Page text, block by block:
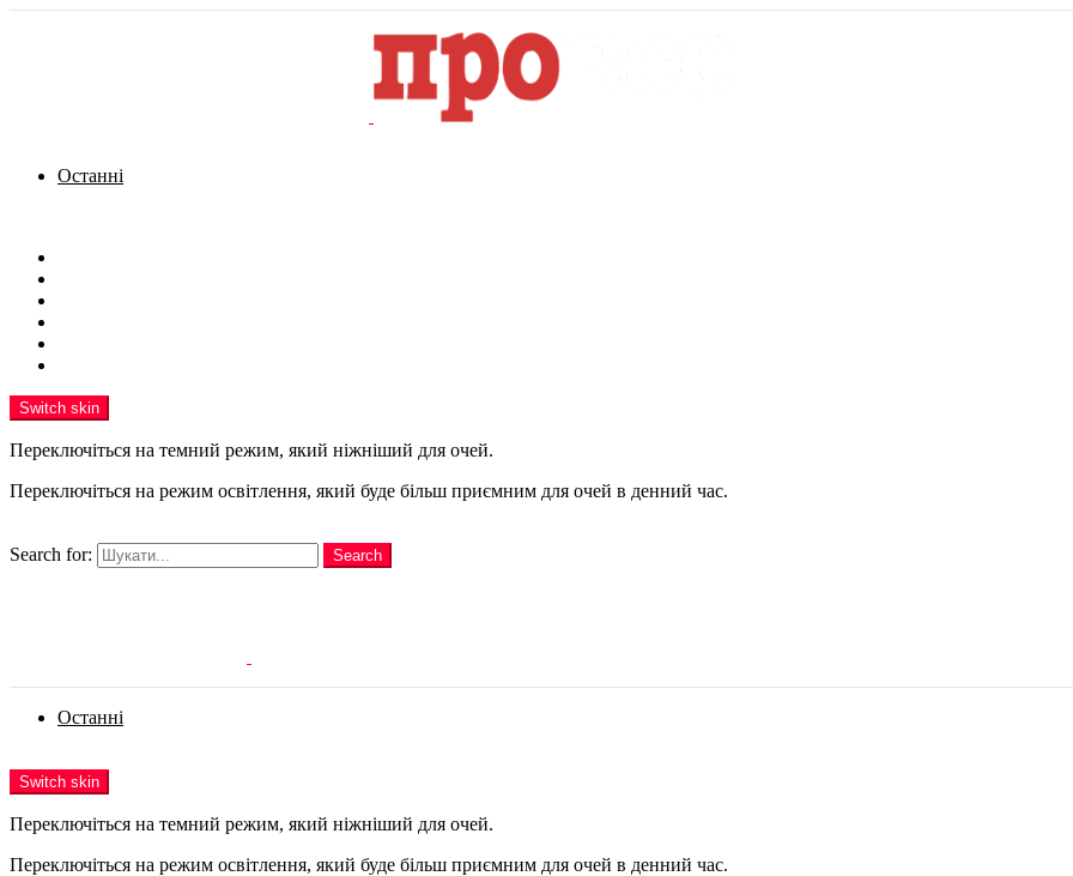
Останні
Switch skin
Переключіться на темний режим, який ніжніший для очей.
Переключіться на режим освітлення, який буде більш приємним для очей в денний час.
Search for:
Search
Останні
Switch skin
Переключіться на темний режим, який ніжніший для очей.
Переключіться на режим освітлення, який буде більш приємним для очей в денний час.